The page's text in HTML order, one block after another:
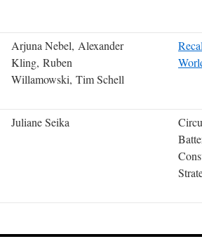
Arjuna Nebel, Alexander
Kling, Ruben
Willamowski, Tim Schell
Juliane Seika